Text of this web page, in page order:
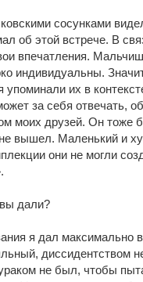
сосунками
об этой встрече. В
впечатления.
индивидуальны.
их в
за себя отвечать,
моих друзей. Он тоже
вышел. Маленький и
они не могли
дали?
я дал максимально
диссидентством
не был, чтобы